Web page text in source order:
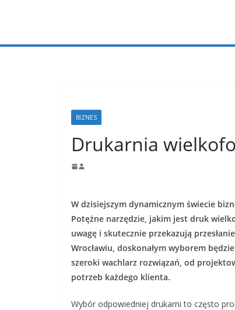
BIZNES
Drukarnia
W dzisiejszym dynamicznym świecie
Potężne narzędzie, jakim jest druk
uwagę i skutecznie przekazują
Wrocławiu, doskonałym wyborem
szeroki wachlarz rozwiązań, od
potrzeb każdego klienta.
Wybór odpowiedniej drukarni to często